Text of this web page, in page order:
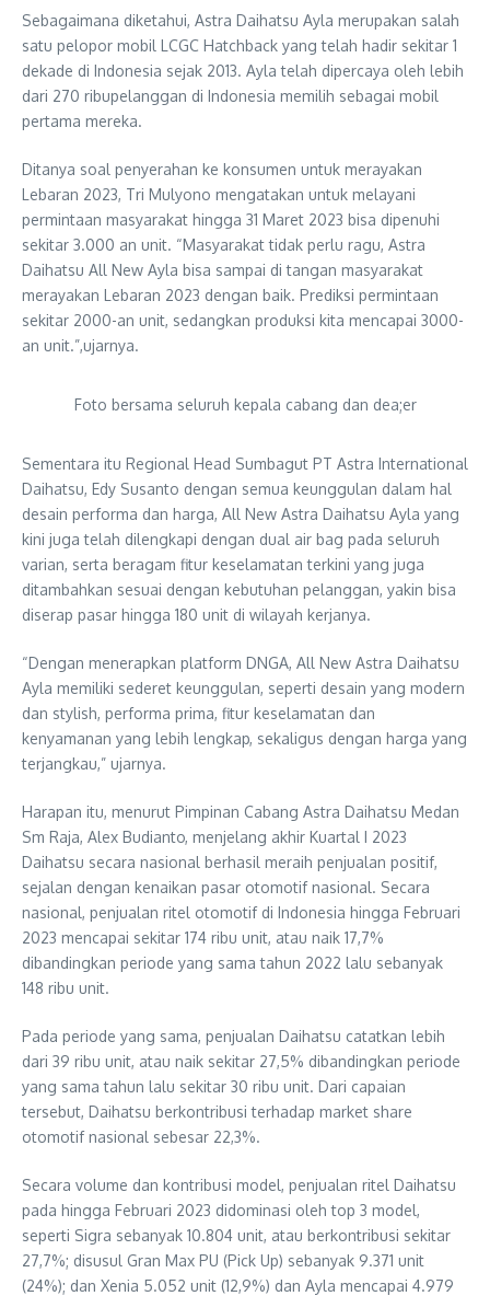
Sebagaimana diketahui, Astra Daihatsu Ayla merupakan salah
satu pelopor mobil LCGC Hatchback yang telah hadir sekitar 1
dekade di Indonesia sejak 2013. Ayla telah dipercaya oleh lebih
dari 270 ribupelanggan di Indonesia memilih sebagai mobil
pertama mereka.
Ditanya soal penyerahan ke konsumen untuk merayakan
Lebaran 2023, Tri Mulyono mengatakan untuk melayani
permintaan masyarakat hingga 31 Maret 2023 bisa dipenuhi
sekitar 3.000 an unit. “Masyarakat tidak perlu ragu, Astra
Daihatsu All New Ayla bisa sampai di tangan masyarakat
merayakan Lebaran 2023 dengan baik. Prediksi permintaan
sekitar 2000-an unit, sedangkan produksi kita mencapai 3000-
an unit.”,ujarnya.
Foto bersama seluruh kepala cabang dan dea;er
Sementara itu Regional Head Sumbagut PT Astra International
Daihatsu, Edy Susanto dengan semua keunggulan dalam hal
desain performa dan harga, All New Astra Daihatsu Ayla yang
kini juga telah dilengkapi dengan dual air bag pada seluruh
varian, serta beragam fitur keselamatan terkini yang juga
ditambahkan sesuai dengan kebutuhan pelanggan, yakin bisa
diserap pasar hingga 180 unit di wilayah kerjanya.
“Dengan menerapkan platform DNGA, All New Astra Daihatsu
Ayla memiliki sederet keunggulan, seperti desain yang modern
dan stylish, performa prima, fitur keselamatan dan
kenyamanan yang lebih lengkap, sekaligus dengan harga yang
terjangkau,” ujarnya.
Harapan itu, menurut Pimpinan Cabang Astra Daihatsu Medan
Sm Raja, Alex Budianto, menjelang akhir Kuartal I 2023
Daihatsu secara nasional berhasil meraih penjualan positif,
sejalan dengan kenaikan pasar otomotif nasional. Secara
nasional, penjualan ritel otomotif di Indonesia hingga Februari
2023 mencapai sekitar 174 ribu unit, atau naik 17,7%
dibandingkan periode yang sama tahun 2022 lalu sebanyak
148 ribu unit.
Pada periode yang sama, penjualan Daihatsu catatkan lebih
dari 39 ribu unit, atau naik sekitar 27,5% dibandingkan periode
yang sama tahun lalu sekitar 30 ribu unit. Dari capaian
tersebut, Daihatsu berkontribusi terhadap market share
otomotif nasional sebesar 22,3%.
Secara volume dan kontribusi model, penjualan ritel Daihatsu
pada hingga Februari 2023 didominasi oleh top 3 model,
seperti Sigra sebanyak 10.804 unit, atau berkontribusi sekitar
27,7%; disusul Gran Max PU (Pick Up) sebanyak 9.371 unit
(24%); dan Xenia 5.052 unit (12,9%) dan Ayla mencapai 4.979